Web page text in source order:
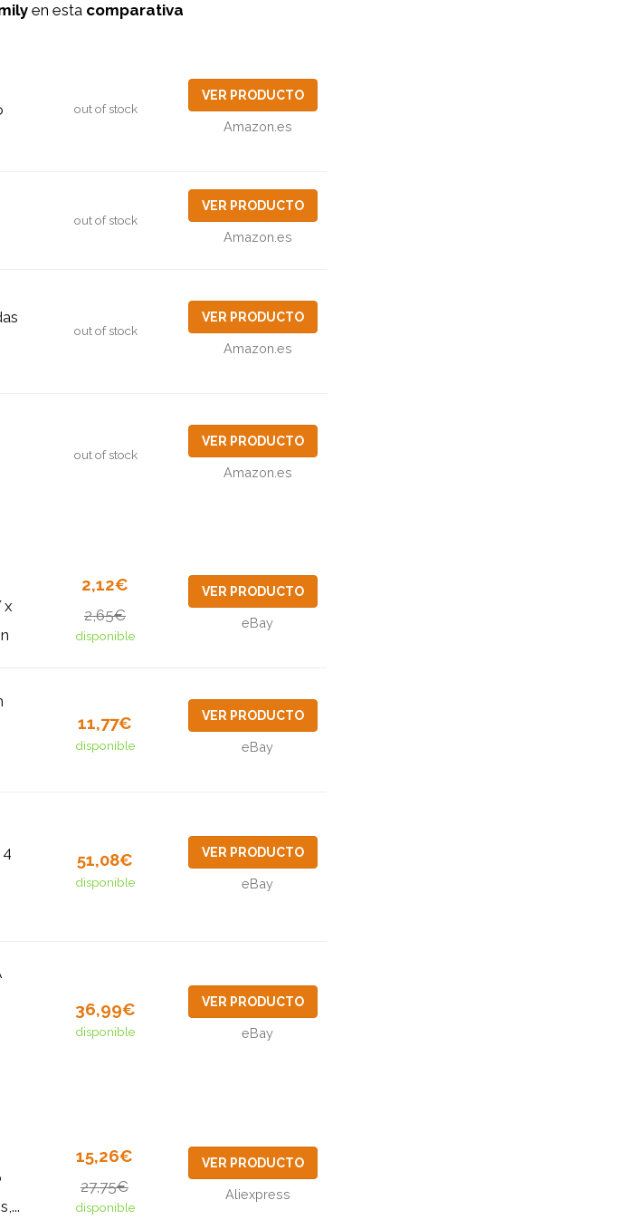
en esta comparativa
out of stock
VER PRODUCTO
Amazon.es
out of stock
VER PRODUCTO
Amazon.es
out of stock
VER PRODUCTO
Amazon.es
out of stock
VER PRODUCTO
Amazon.es
x
2,12€
2,65€
disponible
VER PRODUCTO
eBay
11,77€
disponible
VER PRODUCTO
eBay
51,08€
disponible
VER PRODUCTO
eBay
36,99€
disponible
VER PRODUCTO
eBay
15,26€
27,75€
disponible
VER PRODUCTO
Aliexpress